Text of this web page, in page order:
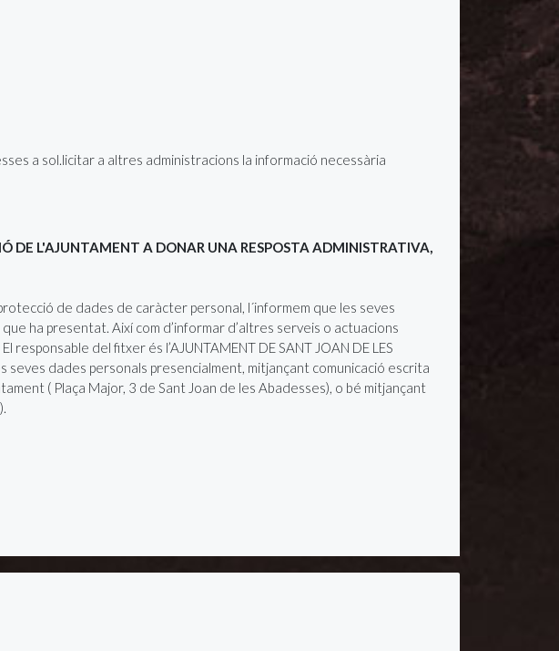
a sol.licitar a altres administracions la informació necessària
DE L'AJUNTAMENT A DONAR UNA RESPOSTA ADMINISTRATIVA,
ha presentat. Així com d’informar d’altres serveis o actuacions
del fitxer és l’AJUNTAMENT DE SANT JOAN DE LES
seves dades personals presencialment, mitjançant comunicació escrita
( Plaça Major, 3 de Sant Joan de les Abadesses), o bé mitjançant